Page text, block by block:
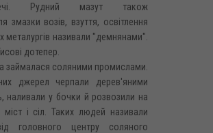
Рудний мазут також
змазки возів, взуття, освітлення
металургів називали "демнянами".
дотепер.
займалася соляними промислами.
джерел черпали дерев'яними
наливали у бочки й розвозили на
і сіл. Таких людей називали
головного центру соляного